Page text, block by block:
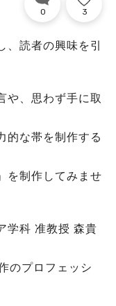
0 3
読者の興味を引
や、思わず手に取
的な帯を制作する
を制作してみませ
学科 准教授 森貴
のプロフェッシ